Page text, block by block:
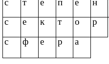
с т е п е н
с
е к т о
р
с
ф е р а